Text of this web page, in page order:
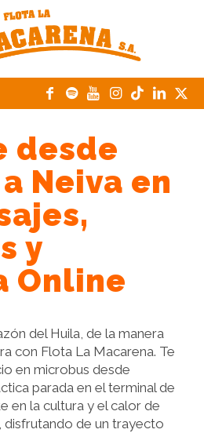
desde
Neiva en
y
Online
del Huila, de la manera
con Flota La Macarena. Te
en microbus desde
parada en el terminal de
en la cultura y el calor de
disfrutando de un trayecto